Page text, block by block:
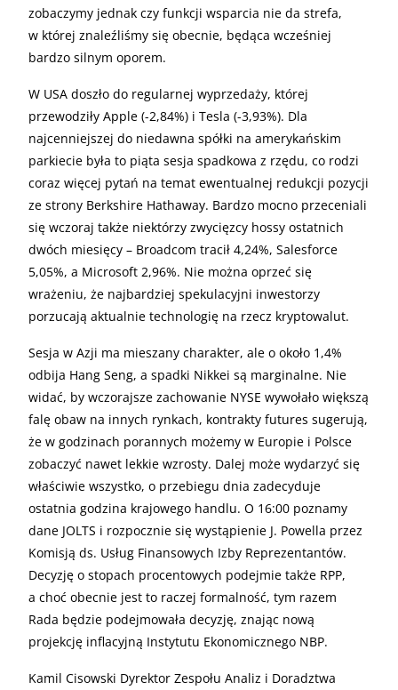
zobaczymy jednak czy funkcji wsparcia nie da strefa,
w której znaleźliśmy się obecnie, będąca wcześniej
bardzo silnym oporem.
W USA doszło do regularnej wyprzedaży, której
przewodziły Apple (-2,84%) i Tesla (-3,93%). Dla
najcenniejszej do niedawna spółki na amerykańskim
parkiecie była to piąta sesja spadkowa z rzędu, co rodzi
coraz więcej pytań na temat ewentualnej redukcji pozycji
ze strony Berkshire Hathaway. Bardzo mocno przeceniali
się wczoraj także niektórzy zwycięzcy hossy ostatnich
dwóch miesięcy – Broadcom tracił 4,24%, Salesforce
5,05%, a Microsoft 2,96%. Nie można oprzeć się
wrażeniu, że najbardziej spekulacyjni inwestorzy
porzucają aktualnie technologię na rzecz kryptowalut.
Sesja w Azji ma mieszany charakter, ale o około 1,4%
odbija Hang Seng, a spadki Nikkei są marginalne. Nie
widać, by wczorajsze zachowanie NYSE wywołało większą
falę obaw na innych rynkach, kontrakty futures sugerują,
że w godzinach porannych możemy w Europie i Polsce
zobaczyć nawet lekkie wzrosty. Dalej może wydarzyć się
właściwie wszystko, o przebiegu dnia zadecyduje
ostatnia godzina krajowego handlu. O 16:00 poznamy
dane JOLTS i rozpocznie się wystąpienie J. Powella przez
Komisją ds. Usług Finansowych Izby Reprezentantów.
Decyzję o stopach procentowych podejmie także RPP,
a choć obecnie jest to raczej formalność, tym razem
Rada będzie podejmowała decyzję, znając nową
projekcję inflacyjną Instytutu Ekonomicznego NBP.
Kamil Cisowski Dyrektor Zespołu Analiz i Doradztwa